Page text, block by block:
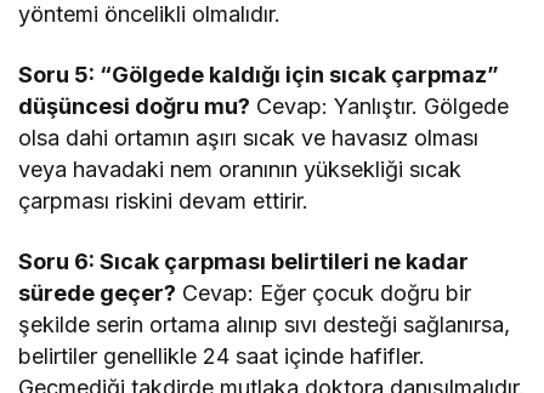
yöntemi öncelikli olmalıdır.
Soru 5: “Gölgede kaldığı için sıcak çarpmaz”
düşüncesi doğru mu? Cevap: Yanlıştır. Gölgede
olsa dahi ortamın aşırı sıcak ve havasız olması
veya havadaki nem oranının yüksekliği sıcak
çarpması riskini devam ettirir.
Soru 6: Sıcak çarpması belirtileri ne kadar
sürede geçer? Cevap: Eğer çocuk doğru bir
şekilde serin ortama alınıp sıvı desteği sağlanırsa,
belirtiler genellikle 24 saat içinde hafifler.
Geçmediği takdirde mutlaka doktora danışılmalıdır.